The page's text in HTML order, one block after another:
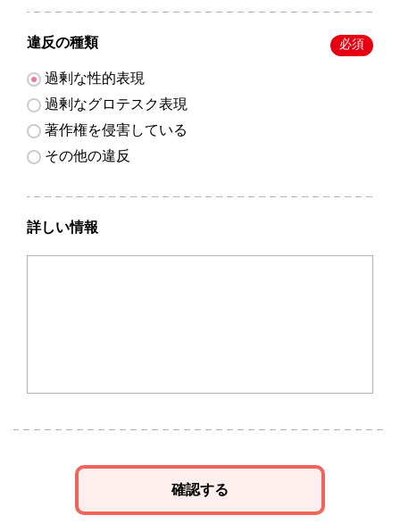
違反の種類 必須
過剰な性的表現
過剰なグロテスク表現
著作権を侵害している
その他の違反
詳しい情報
確認する